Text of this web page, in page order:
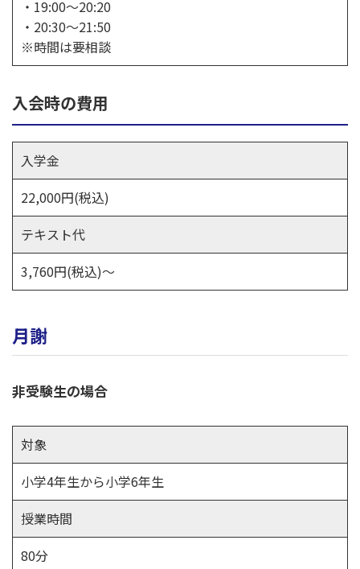
・19:00～20:20
・20:30～21:50
※時間は要相談
入会時の費用
入学金
22,000円(税込)
テキスト代
3,760円(税込)～
月謝
非受験生の場合
対象
小学4年生から小学6年生
授業時間
80分